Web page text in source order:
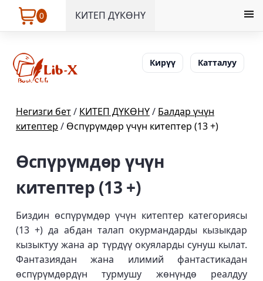
0 КИТЕП ДҮКӨНҮ
Кирүү Катталуу
Негизги бет/ КИТЕП ДҮКӨНҮ/ Балдар үчүн
китептер / Өспүрүмдөр үчүн китептер (13 +)
Өспүрүмдөр үчүн
китептер (13 +)
Биздин өспүрүмдөр үчүн китептер категориясы
(13 +) да абдан талап окурмандарды кызыкдар
кызыктуу жана ар түрдүү окуяларды сунуш кылат.
Фантазиядан жана илимий фантастикадан
өспүрүмдөрдүн турмушу жөнүндө реалдуу